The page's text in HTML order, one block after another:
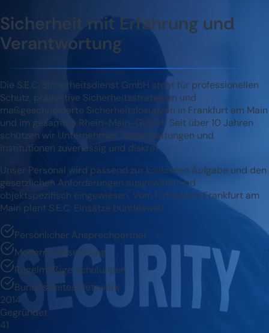
Sicherheit mit Erfahrung und
Verantwortung
Die S.E.C. Sicherheitsdienst GmbH steht für professionellen
Schutz, präventive Sicherheitsstrategien und
maßgeschneiderte Sicherheitslösungen in Frankfurt am Main
und im gesamten Rhein-Main-Gebiet. Seit über 10 Jahren
schützen wir Unternehmen, Veranstaltungen und
Institutionen zuverlässig und diskret.
Unser Personal wird passend zur konkreten Aufgabe und den
gesetzlichen Anforderungen ausgewählt und
objektspezifisch eingewiesen. Vom Firmensitz Frankfurt am
Main plant S.E.C. Einsätze bundesweit.
Persönlicher Ansprechpartner
Moderne Ausrüstung
Regelmäßige Schulungen
Bundesweites Netzwerk
2014
Gegründet
41